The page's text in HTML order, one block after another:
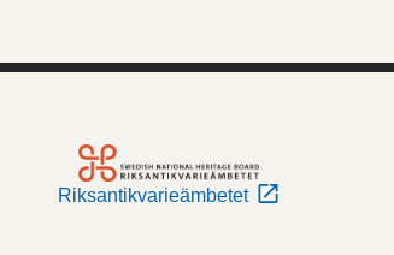
Riksantikvarieämbetet